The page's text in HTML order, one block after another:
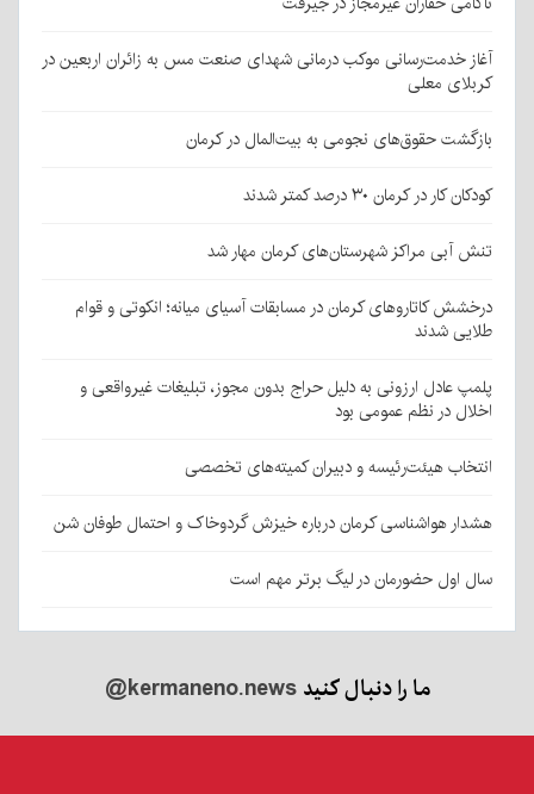
آغاز خدمت‌رسانی موکب درمانی شهدای صنعت مس به زائران اربعین در
کربلای معلی
بازگشت حقوق‌های نجومی به بیت‌المال در کرمان
کودکان کار در کرمان ۳۰ درصد کمتر شدند
تنش آبی مراکز شهرستان‌های کرمان مهار شد
درخشش کاتاروهای کرمان در مسابقات آسیای میانه؛ انکوتی و قوام
طلایی شدند
پلمپ عادل ارزونی به دليل حراج بدون مجوز، تبليغات غیرواقعی و
اخلال در نظم عمومی بود
انتخاب هیئت‌رئیسه و دبیران کمیته‌های تخصصی
هشدار هواشناسی کرمان درباره خیزش گردوخاک و احتمال طوفان شن
سال اول حضورمان در لیگ برتر مهم است
ما را دنبال کنید@kermaneno.news